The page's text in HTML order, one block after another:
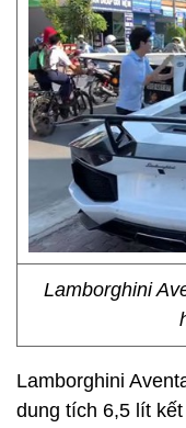
Lamborghini
Lamborghini
dung tích 6,5 lít